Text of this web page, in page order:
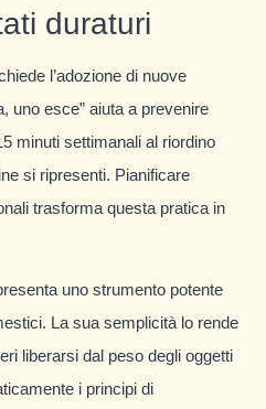
duraturi
l’adozione di nuove
uno esce” aiuta a prevenire
minuti settimanali al riordino
si ripresenti. Pianificare
trasforma questa pratica in
uno strumento potente
La sua semplicità lo rende
liberarsi dal peso degli oggetti
i principi di